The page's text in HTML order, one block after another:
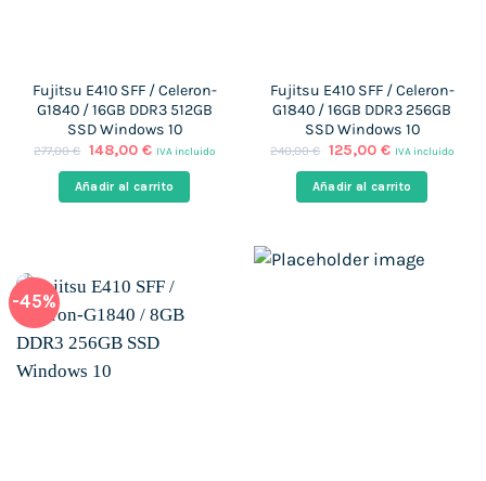
Fujitsu E410 SFF / Celeron-
G1840 / 16GB DDR3 512GB
SSD Windows 10
277,00€ El
original
era:
148,00 €El
actual
es:
IVA incluido
Añadir al carrito
Fujitsu E410 SFF / Celeron-
G1840 / 16GB DDR3 256GB
SSD Windows 10
240,00€ El
original
era:
125,00 €El
actual
es:
IVA incluido
Añadir al carrito
-45%